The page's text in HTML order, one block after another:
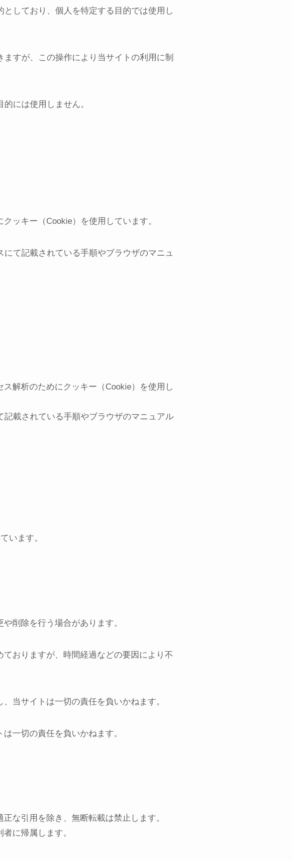
しており、個人を特定する目的では使用し
すが、この操作により当サイトの利用に制
には使用しません。
ッキー（Cookie）を使用しています。
て記載されている手順やブラウザのマニュ
解析のためにクッキー（Cookie）を使用し
載されている手順やブラウザのマニュアル
います。
削除を行う場合があります。
おりますが、時間経過などの要因により不
当サイトは一切の責任を負いかねます。
一切の責任を負いかねます。
な引用を除き、無断転載は禁止します。
に帰属します。